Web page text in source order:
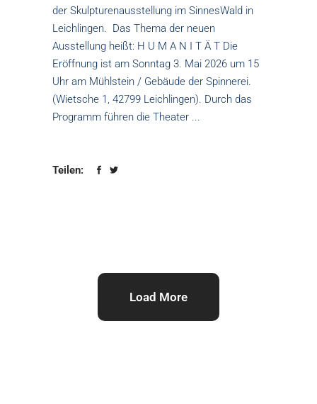
der Skulpturenausstellung im SinnesWald in
Leichlingen. Das Thema der neuen
Ausstellung heißt: H U M A N I T Ä T Die
Eröffnung ist am Sonntag 3. Mai 2026 um 15
Uhr am Mühlstein / Gebäude der Spinnerei.
(Wietsche 1, 42799 Leichlingen). Durch das
Programm führen die Theater
Teilen:
Load More